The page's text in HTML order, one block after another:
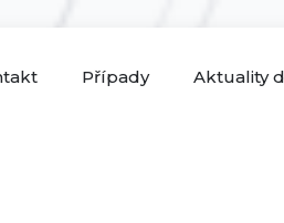
Případy Aktuality